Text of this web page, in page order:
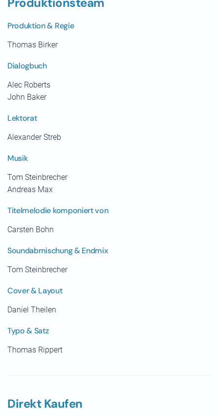
Produktion & Regie
Thomas Birker
Dialogbuch
Alec Roberts
John Baker
Lektorat
Alexander Streb
Musik
Tom Steinbrecher
Andreas Max
Titelmelodie komponiert von
Carsten Bohn
Soundabmischung & Endmix
Tom Steinbrecher
Cover & Layout
Daniel Theilen
Typo & Satz
Thomas Rippert
Direkt Kaufen